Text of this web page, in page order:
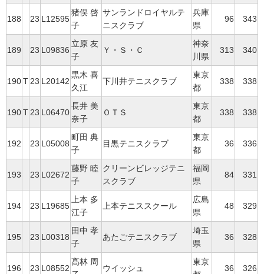
188 23 L12595
猪俣 啓
子
サンランドロイヤルテ
ニスクラブ
兵庫
県
96 343
189 23 L09836
立原 友
子
Ｙ・Ｓ・Ｃ
神奈
川県
313 340
190T 23 L20142
黒木 喜
久江
下川井テニスクラブ
東京
都
338 338
190T 23 L06470
長井 美
奈子
ＯＴＳ
東京
都
338 338
192 23 L05008
町田 典
子
目黒テニスクラブ
東京
都
36 336
193 23 L02672
藤野 睦
子
クリーンビレッジテニ
スクラブ
福岡
県
84 331
194 23 L19685
上本 多
江子
上本テニススクール
広島
県
48 329
195 23 L00318
田中 孝
子
あたごテニスクラブ
埼玉
県
36 328
196 23 L08552
髙林 周
ウイッシュ
東京
36 326